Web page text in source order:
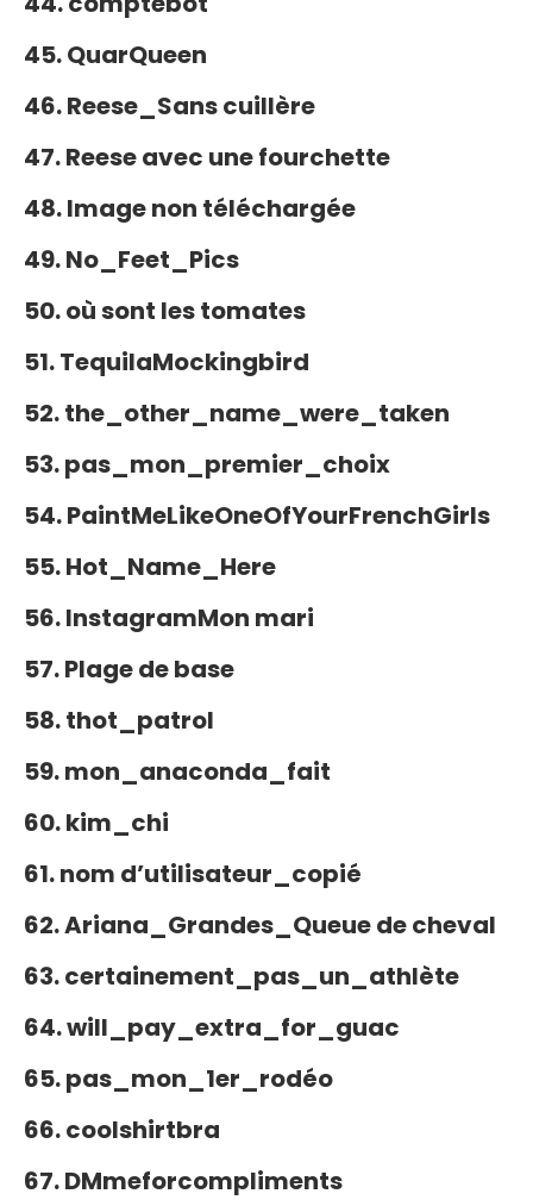
45. QuarQueen
46. ​​Reese_Sans cuillère
47. Reese avec une fourchette
48. Image non téléchargée
49. No_Feet_Pics
50. où sont les tomates
51. TequilaMockingbird
52. the_other_name_were_taken
53. pas_mon_premier_choix
54. PaintMeLikeOneOfYourFrenchGirls
55. Hot_Name_Here
56. InstagramMon mari
57. Plage de base
58. thot_patrol
59. mon_anaconda_fait
60. kim_chi
61. nom d’utilisateur_copié
62. Ariana_Grandes_Queue de cheval
63. certainement_pas_un_athlète
64. will_pay_extra_for_guac
65. pas_mon_1er_rodéo
66. coolshirtbra
67. DMmeforcompliments